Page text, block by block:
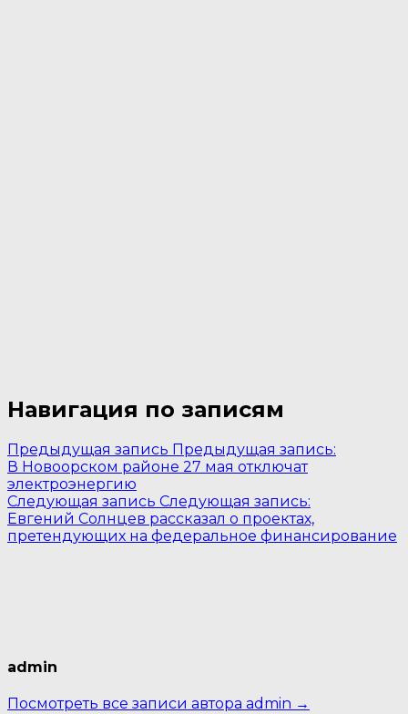
Навигация по записям
Предыдущая запись Предыдущая запись:
В Новоорском районе 27 мая отключат
электроэнергию
Следующая запись Следующая запись:
Евгений Солнцев рассказал о проектах,
претендующих на федеральное финансирование
admin
Посмотреть все записи автора admin →